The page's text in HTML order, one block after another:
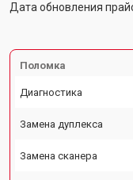
Дата обновления
Поломка
Диагностика
Замена дуплекса
Замена сканера